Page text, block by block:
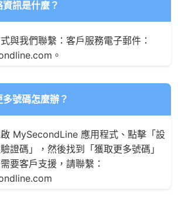
訊是什麼？
與我們聯繫：客戶服務電子郵件：
。
號碼怎麼辦？
MySecondLine 應用程式、點擊「設
證碼」，然後找到「獲取更多號碼」
要客戶支援，請聯繫：